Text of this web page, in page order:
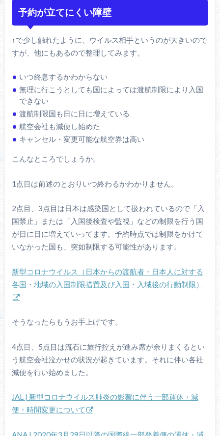
予約が立てにくい障壁
↑で少し触れたように、ウイルス相手というのが大きいので
すが、他にもあるので整理してみます。
いつ終息するかわからない
無理に行こうとしても国によっては渡航制限により入国
できない
渡航制限国も日に日に増えている
航空会社も減便し始めた
キャンセル・変更可能な航空券は高い
こんなところでしょうか。
1点目は前述のとおりいつ終わるかわかりません。
2点目、3点目は日本は感染国として扱われているので「入
国禁止」または「入国後検査や監視」などの制限を行う国
が日に日に増えていってます。予約時点では制限をかけて
いなかった国も、突如制限する可能性があります。
新型コロナウイルス（日本からの渡航者・日本人に対する
各国・地域の入国制限措置及び入国・入域後の行動制限）
そうなったらもうお手上げです。
4点目、5点目は流石に旅行控えが進み席が余りまくるとい
う航空会社泣かせの状況が起きています。それに伴い各社
減便を行い始めました。
JAL | 新型コロナウイルス肺炎の影響に伴う一部運休・減
便・時間変更について